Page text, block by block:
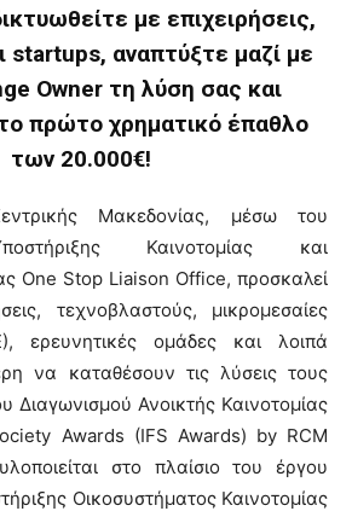
με επιχειρήσεις,
startups, αναπτύξτε μαζί με
Owner τη λύση σας και
πρώτο χρηματικό έπαθλο
των 20.000€!
Μακεδονίας, μέσω του
Καινοτομίας και
One Stop Liaison Office, προσκαλεί
τεχνοβλαστούς, μικρομεσαίες
ερευνητικές ομάδες και λοιπά
να καταθέσουν τις λύσεις τους
Διαγωνισμού Ανοικτής Καινοτομίας
Awards (IFS Awards) by RCM
στο πλαίσιο του έργου
Οικοσυστήματος Καινοτομίας